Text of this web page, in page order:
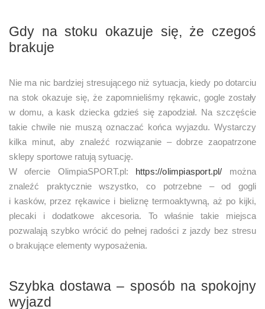
Gdy na stoku okazuje się, że czegoś
brakuje
Nie ma nic bardziej stresującego niż sytuacja, kiedy po dotarciu
na stok okazuje się, że zapomnieliśmy rękawic, gogle zostały
w domu, a kask dziecka gdzieś się zapodział. Na szczęście
takie chwile nie muszą oznaczać końca wyjazdu. Wystarczy
kilka minut, aby znaleźć rozwiązanie – dobrze zaopatrzone
sklepy sportowe ratują sytuację.
W ofercie OlimpiaSPORT.pl: https://olimpiasport.pl/ można
znaleźć praktycznie wszystko, co potrzebne – od gogli
i kasków, przez rękawice i bieliznę termoaktywną, aż po kijki,
plecaki i dodatkowe akcesoria. To właśnie takie miejsca
pozwalają szybko wrócić do pełnej radości z jazdy bez stresu
o brakujące elementy wyposażenia.
Szybka dostawa – sposób na spokojny
wyjazd